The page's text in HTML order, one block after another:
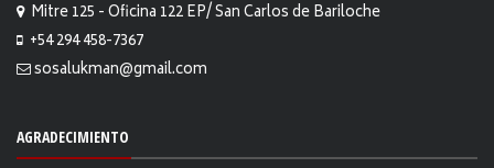
Mitre 125 - Oficina 122 EP/ San Carlos de Bariloche
+54 294 458-7367
sosalukman@gmail.com
AGRADECIMIENTO